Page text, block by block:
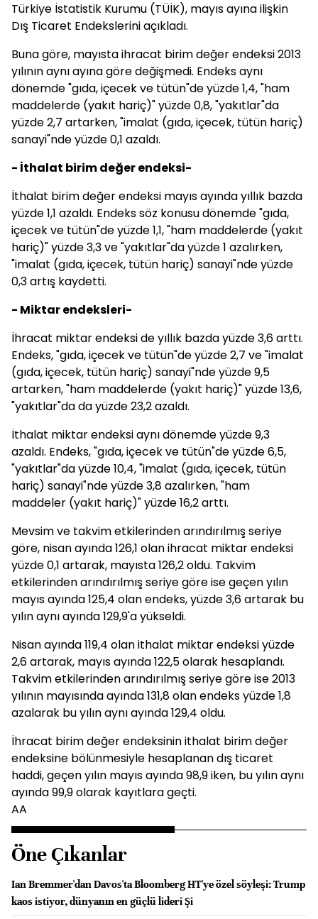
Türkiye İstatistik Kurumu (TÜİK), mayıs ayına ilişkin
Dış Ticaret Endekslerini açıkladı.
Buna göre, mayısta ihracat birim değer endeksi 2013
yılının aynı ayına göre değişmedi. Endeks aynı
dönemde "gıda, içecek ve tütün"de yüzde 1,4, "ham
maddelerde (yakıt hariç)" yüzde 0,8, "yakıtlar"da
yüzde 2,7 artarken, "imalat (gıda, içecek, tütün hariç)
sanayi"nde yüzde 0,1 azaldı.
- İthalat birim değer endeksi-
İthalat birim değer endeksi mayıs ayında yıllık bazda
yüzde 1,1 azaldı. Endeks söz konusu dönemde "gıda,
içecek ve tütün"de yüzde 1,1, "ham maddelerde (yakıt
hariç)" yüzde 3,3 ve "yakıtlar"da yüzde 1 azalırken,
"imalat (gıda, içecek, tütün hariç) sanayi"nde yüzde
0,3 artış kaydetti.
- Miktar endeksleri-
İhracat miktar endeksi de yıllık bazda yüzde 3,6 arttı.
Endeks, "gıda, içecek ve tütün"de yüzde 2,7 ve "imalat
(gıda, içecek, tütün hariç) sanayi"nde yüzde 9,5
artarken, "ham maddelerde (yakıt hariç)" yüzde 13,6,
"yakıtlar"da da yüzde 23,2 azaldı.
İthalat miktar endeksi aynı dönemde yüzde 9,3
azaldı. Endeks, "gıda, içecek ve tütün"de yüzde 6,5,
"yakıtlar"da yüzde 10,4, "imalat (gıda, içecek, tütün
hariç) sanayi"nde yüzde 3,8 azalırken, "ham
maddeler (yakıt hariç)" yüzde 16,2 arttı.
Mevsim ve takvim etkilerinden arındırılmış seriye
göre, nisan ayında 126,1 olan ihracat miktar endeksi
yüzde 0,1 artarak, mayısta 126,2 oldu. Takvim
etkilerinden arındırılmış seriye göre ise geçen yılın
mayıs ayında 125,4 olan endeks, yüzde 3,6 artarak bu
yılın aynı ayında 129,9'a yükseldi.
Nisan ayında 119,4 olan ithalat miktar endeksi yüzde
2,6 artarak, mayıs ayında 122,5 olarak hesaplandı.
Takvim etkilerinden arındırılmış seriye göre ise 2013
yılının mayısında ayında 131,8 olan endeks yüzde 1,8
azalarak bu yılın aynı ayında 129,4 oldu.
İhracat birim değer endeksinin ithalat birim değer
endeksine bölünmesiyle hesaplanan dış ticaret
haddi, geçen yılın mayıs ayında 98,9 iken, bu yılın aynı
ayında 99,9 olarak kayıtlara geçti.
AA
Öne Çıkanlar
Ian Bremmer'dan Davos'ta Bloomberg HT'ye özel söyleşi: Trump
kaos istiyor, dünyanın en güçlü lideri Şi